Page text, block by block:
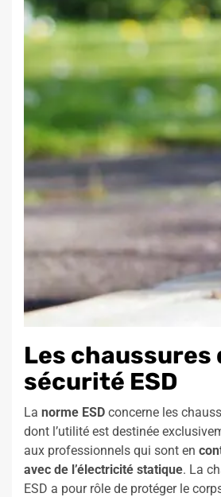
Les chaussures
sécurité ESD
La norme ESD concerne les
dont l’utilité est destinée
aux professionnels qui sont en
avec de l’électricité statique. La
ESD a pour rôle de protéger le